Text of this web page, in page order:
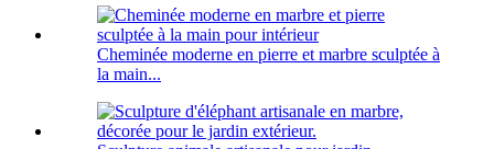
Cheminée moderne en pierre et marbre sculptée à
la main...